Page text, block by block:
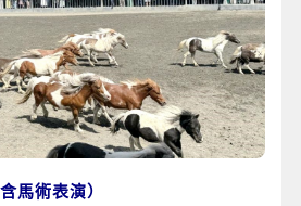
馬術表演）